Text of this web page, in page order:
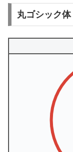
丸ゴシック体